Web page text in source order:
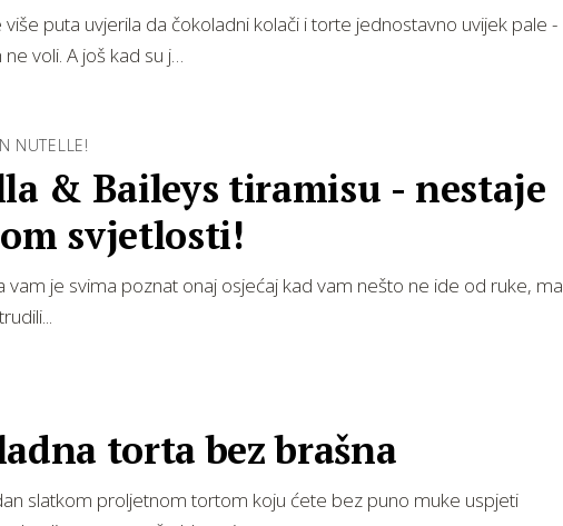
više puta uvjerila da čokoladni kolači i torte jednostavno uvijek pale -
voli. A još kad su j…
NUTELLE!
& Baileys tiramisu - nestaje
svjetlosti!
vam je svima poznat onaj osjećaj kad vam nešto ne ide od ruke, ma
torta bez brašna
slatkom proljetnom tortom koju ćete bez puno muke uspjeti